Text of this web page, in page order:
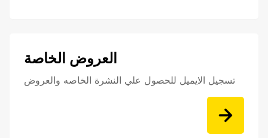
العروض الخاصة
تسجيل الايميل للحصول علي النشرة الخاصه والعروض